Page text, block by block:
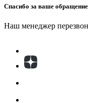
Спасибо за ваше
Наш менеджер